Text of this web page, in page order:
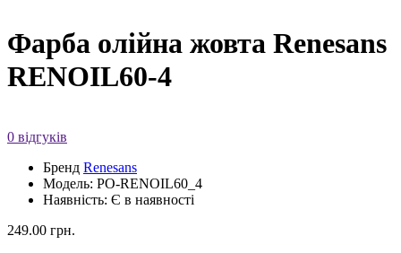
Фарба олійна жовта Renesans
RENOIL60-4
0 відгуків
Бренд Renesans
Модель: PO-RENOIL60_4
Наявність: Є в наявності
249.00 грн.